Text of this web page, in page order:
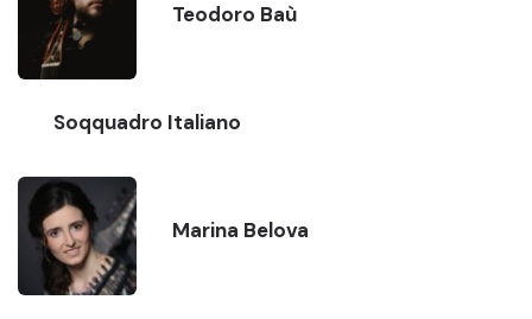
Teodoro Baù
Soqquadro Italiano
Marina Belova